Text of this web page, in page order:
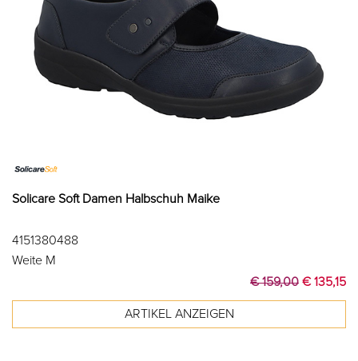
Solicare Soft Damen Halbschuh Maike
4151380488
Weite M
€ 159,00 € 135,15